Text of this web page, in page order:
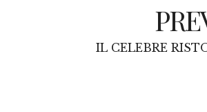
IL CELEBRE